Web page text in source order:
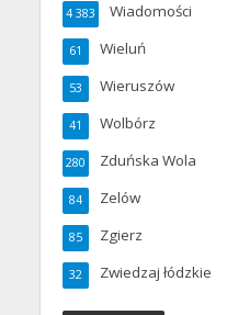
Wiadomości
4 383
Wieluń
61
Wieruszów
53
Wolbórz
41
Zduńska Wola
280
Zelów
84
Zgierz
85
Zwiedzaj łódzkie
32